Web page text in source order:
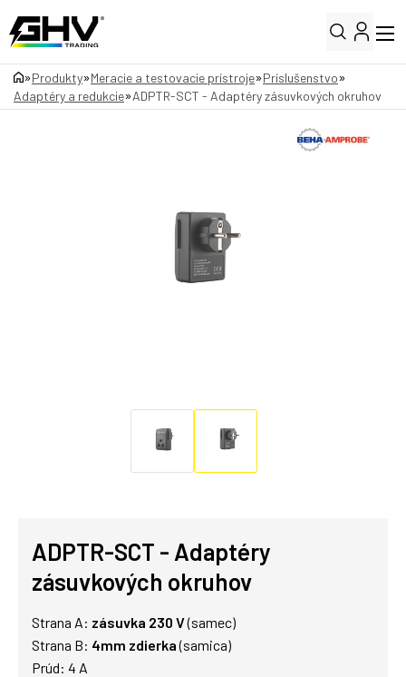
»Produkty»Meracie a testovacie prístroje»Príslušenstvo»
Adaptéry a redukcie»ADPTR-SCT - Adaptéry zásuvkových okruhov
ADPTR-SCT - Adaptéry
zásuvkových okruhov
Strana A: zásuvka 230 V(samec)
Strana B: 4mm zdierka(samica)
Prúd: 4 A